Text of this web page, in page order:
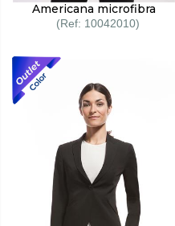
Americana microfibra
10042010